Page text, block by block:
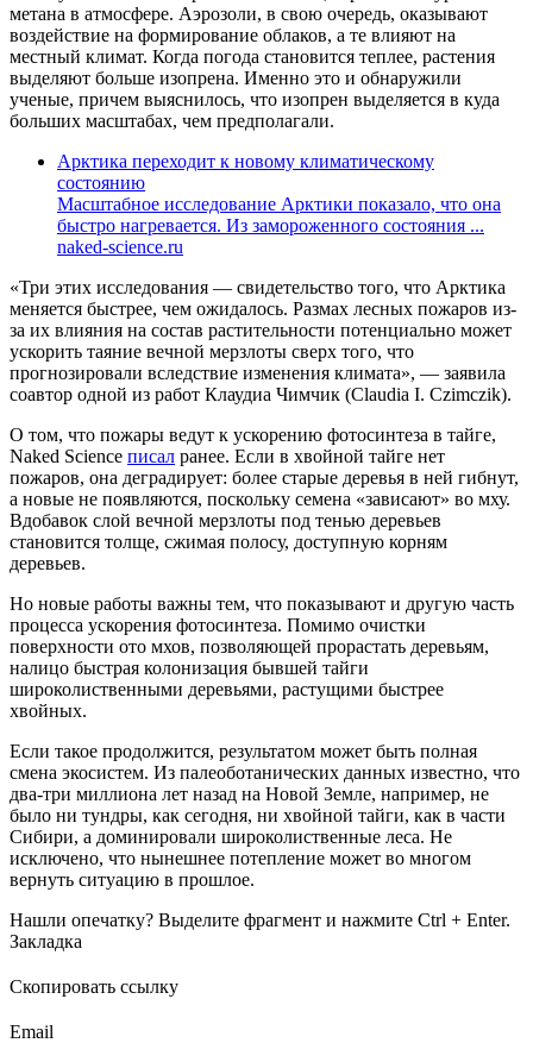
метана в атмосфере. Аэрозоли, в свою очередь, оказывают
воздействие на формирование облаков, а те влияют на
местный климат. Когда погода становится теплее, растения
выделяют больше изопрена. Именно это и обнаружили
ученые, причем выяснилось, что изопрен выделяется в куда
больших масштабах, чем предполагали.
Арктика переходит к новому климатическому
состоянию
Масштабное исследование Арктики показало, что она
быстро нагревается. Из замороженного состояния ...
naked-science.ru
«Три этих исследования — свидетельство того, что Арктика
меняется быстрее, чем ожидалось. Размах лесных пожаров из-
за их влияния на состав растительности потенциально может
ускорить таяние вечной мерзлоты сверх того, что
прогнозировали вследствие изменения климата», — заявила
соавтор одной из работ Клаудиа Чимчик (Claudia I. Czimczik).
О том, что пожары ведут к ускорению фотосинтеза в тайге,
Naked Science писал ранее. Если в хвойной тайге нет
пожаров, она деградирует: более старые деревья в ней гибнут,
а новые не появляются, поскольку семена «зависают» во мху.
Вдобавок слой вечной мерзлоты под тенью деревьев
становится толще, сжимая полосу, доступную корням
деревьев.
Но новые работы важны тем, что показывают и другую часть
процесса ускорения фотосинтеза. Помимо очистки
поверхности ото мхов, позволяющей прорастать деревьям,
налицо быстрая колонизация бывшей тайги
широколиственными деревьями, растущими быстрее
хвойных.
Если такое продолжится, результатом может быть полная
смена экосистем. Из палеоботанических данных известно, что
два-три миллиона лет назад на Новой Земле, например, не
было ни тундры, как сегодня, ни хвойной тайги, как в части
Сибири, а доминировали широколиственные леса. Не
исключено, что нынешнее потепление может во многом
вернуть ситуацию в прошлое.
Нашли опечатку? Выделите фрагмент и нажмите Ctrl + Enter.
Закладка
Скопировать ссылку
Email